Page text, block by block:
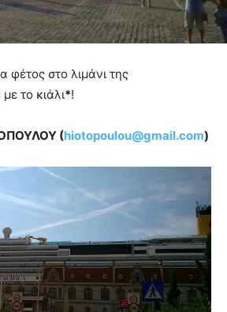
φέτος στο λιμάνι της
το κιάλι*!
(hiotopoulou@gmail.com)